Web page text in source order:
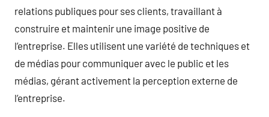
relations publiques pour ses clients, travaillant à
construire et maintenir une image positive de
l’entreprise. Elles utilisent une variété de techniques et
de médias pour communiquer avec le public et les
médias, gérant activement la perception externe de
l’entreprise.